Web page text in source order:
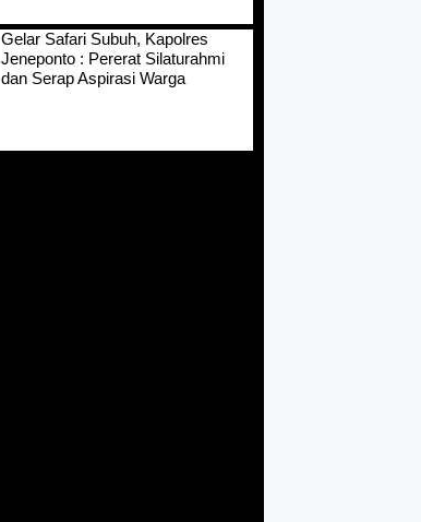
Gelar Safari Subuh, Kapolres
Jeneponto : Pererat Silaturahmi
dan Serap Aspirasi Warga